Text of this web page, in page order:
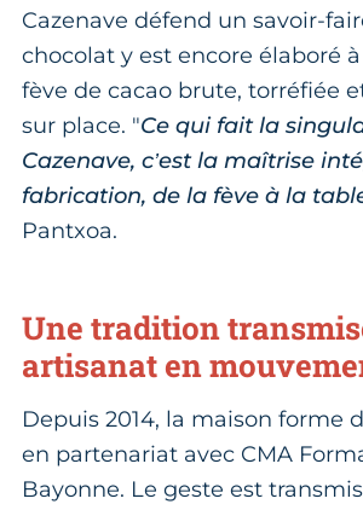
Cazenave défend un savoir-
chocolat y est encore élaboré
fève de cacao brute, torréfiée
sur place. "Ce qui fait la
Cazenave, c’est la maîtrise
fabrication, de la fève à la
Pantxoa.
Une tradition
artisanat en
Depuis 2014, la maison forme
en partenariat avec CMA
Bayonne. Le geste est